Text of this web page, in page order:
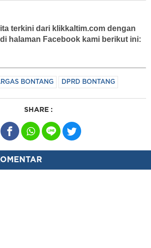
terkini dari klikkaltim.com dengan
halaman Facebook kami berikut ini:
BONTANG DPRD BONTANG
SHARE :